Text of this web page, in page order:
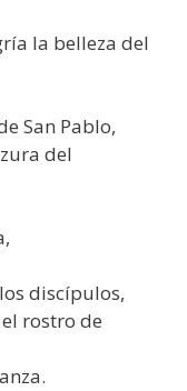
la belleza del
San Pablo,
del
discípulos,
rostro de